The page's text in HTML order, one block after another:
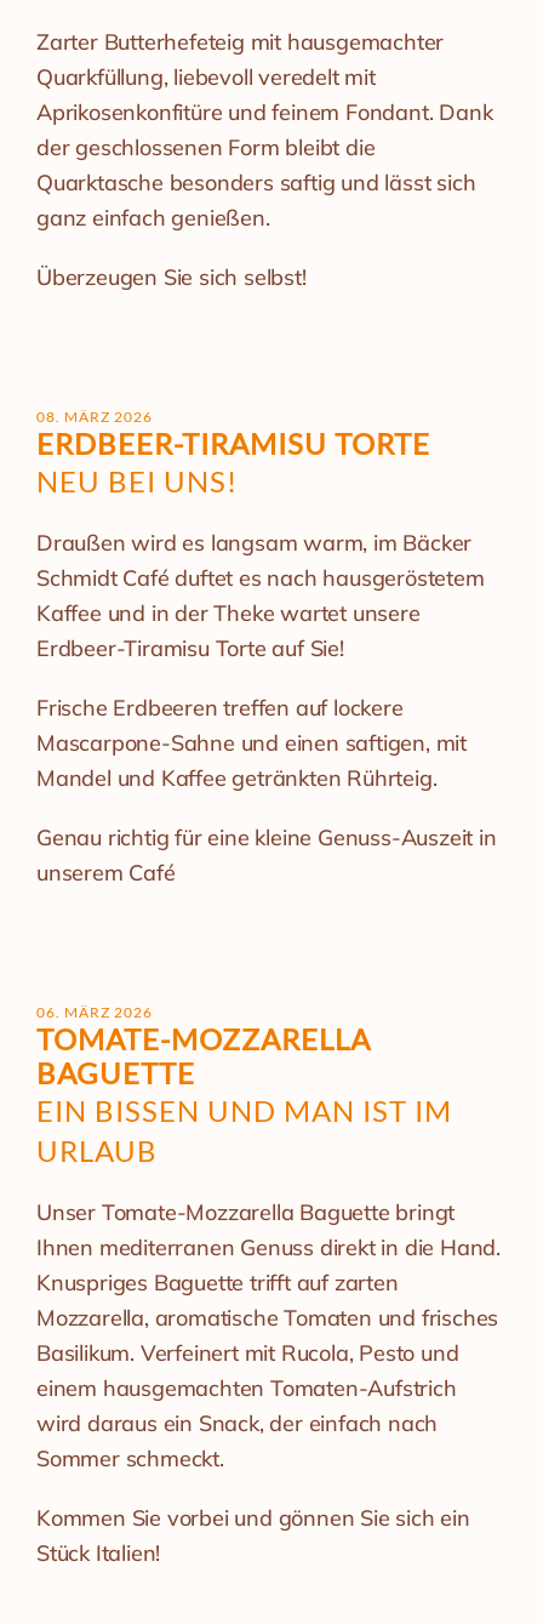
Zarter Butterhefeteig mit hausgemachter
Quarkfüllung, liebevoll veredelt mit
Aprikosenkonfitüre und feinem Fondant. Dank
der geschlossenen Form bleibt die
Quarktasche besonders saftig und lässt sich
ganz einfach genießen.
Überzeugen Sie sich selbst!
08. MÄRZ 2026
ERDBEER-TIRAMISU TORTE
NEU BEI UNS!
Draußen wird es langsam warm, im Bäcker
Schmidt Café duftet es nach hausgeröstetem
Kaffee und in der Theke wartet unsere
Erdbeer-Tiramisu Torte auf Sie!
Frische Erdbeeren treffen auf lockere
Mascarpone-Sahne und einen saftigen, mit
Mandel und Kaffee getränkten Rührteig.
Genau richtig für eine kleine Genuss-Auszeit in
unserem Café
06. MÄRZ 2026
TOMATE-MOZZARELLA
BAGUETTE
EIN BISSEN UND MAN IST IM
URLAUB
Unser Tomate-Mozzarella Baguette bringt
Ihnen mediterranen Genuss direkt in die Hand.
Knuspriges Baguette trifft auf zarten
Mozzarella, aromatische Tomaten und frisches
Basilikum. Verfeinert mit Rucola, Pesto und
einem hausgemachten Tomaten-Aufstrich
wird daraus ein Snack, der einfach nach
Sommer schmeckt.
Kommen Sie vorbei und gönnen Sie sich ein
Stück Italien!